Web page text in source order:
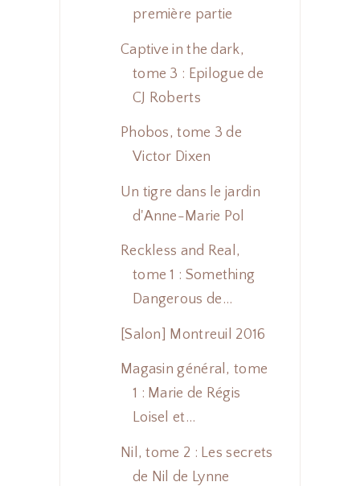
première partie
Captive in the dark,
tome 3 : Epilogue de
CJ Roberts
Phobos, tome 3 de
Victor Dixen
Un tigre dans le jardin
d'Anne-Marie Pol
Reckless and Real,
tome 1 : Something
Dangerous de...
[Salon] Montreuil 2016
Magasin général, tome
1 : Marie de Régis
Loisel et...
Nil, tome 2 : Les secrets
de Nil de Lynne